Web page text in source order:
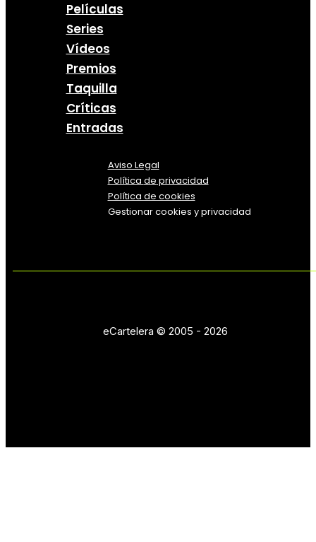
Películas
Series
Vídeos
Premios
Taquilla
Críticas
Entradas
Aviso Legal
Política de privacidad
Política de cookies
Gestionar cookies y privacidad
eCartelera © 2005 - 2026